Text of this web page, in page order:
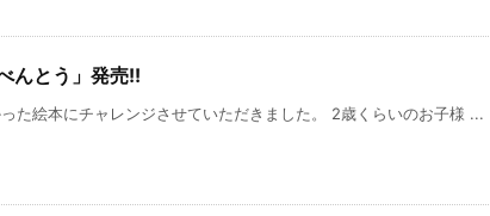
んとう」発売!!
た絵本にチャレンジさせていただきました。 2歳くらいのお子様 ...